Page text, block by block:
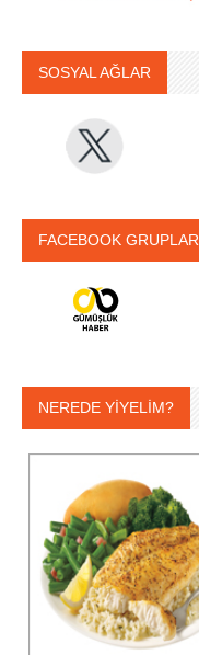
SOSYAL AĞLAR
FACEBOOK GRUPLAR
NEREDE YİYELİM?